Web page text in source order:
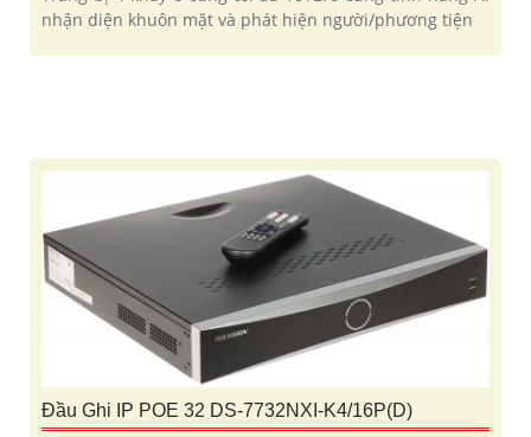
nhận diện khuôn mặt và phát hiện người/phương tiện
Đầu Ghi IP POE 32 DS-7732NXI-K4/16P(D)